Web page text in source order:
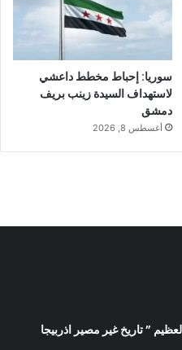
سوريا: إحباط مخطط داعشي
لاستهداف السيدة زينب بريف
دمشق
أغسطس 8, 2026
” تاريخ غير مصير اذربيجا